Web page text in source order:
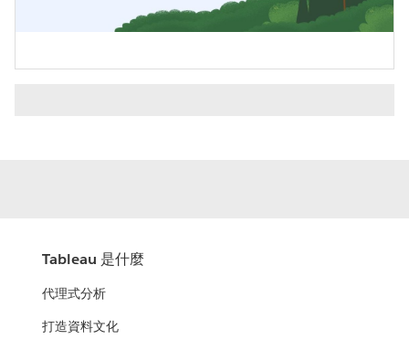
Video
Tableau 是什麼
代理式分析
打造資料文化